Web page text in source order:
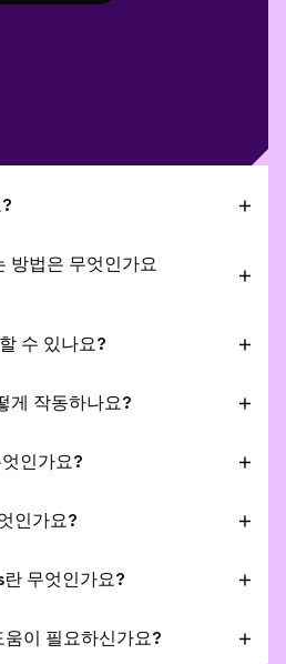
부분 소유권을 나타내는 토큰
큰화된 자산, 즉 실물자산
대표하는 기초 자산과 1:1로
간 Ondo 토큰화된 실물 자산
래할 수 있으며, Swaps로 이동
방법은 무엇인가요
을 탭합니다.
수 있나요?
05분(미국 동부 시간, 뉴욕 기
전송은 주말 및 공휴일을 포함
게 작동하나요?
Chainlink
인가요?
함한 실물 자산의 토큰화된 버
(는) 실물자산입니다.
인가요?
체인상의 디지털 토큰(예:
는 것입니다.
무엇인가요?
러 이상을 보유한 세계 최대의
움이 필요하신가요?